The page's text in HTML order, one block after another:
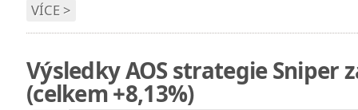
VÍCE >
Výsledky AOS strategie Sniper
(celkem +8,13%)